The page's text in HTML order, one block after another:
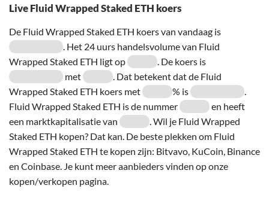
Live Fluid Wrapped Staked ETH koers
De Fluid Wrapped Staked ETH koers van vandaag is
. Het 24 uurs handelsvolume van Fluid
Wrapped Staked ETH ligt op
. De koers is
met
. Dat betekent dat de Fluid
Wrapped Staked ETH koers met
% is
.
Fluid Wrapped Staked ETH is de nummer
en heeft
een marktkapitalisatie van
. Wil je Fluid Wrapped
Staked ETH kopen? Dat kan. De beste plekken om Fluid
Wrapped Staked ETH te kopen zijn: Bitvavo, KuCoin, Binance
en Coinbase. Je kunt meer aanbieders vinden op onze
kopen/verkopen pagina.